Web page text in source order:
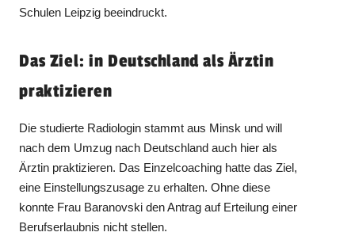
Schulen Leipzig beeindruckt.
Das Ziel: in Deutschland als Ärztin
praktizieren
Die studierte Radiologin stammt aus Minsk und will
nach dem Umzug nach Deutschland auch hier als
Ärztin praktizieren. Das Einzelcoaching hatte das Ziel,
eine Einstellungszusage zu erhalten. Ohne diese
konnte Frau Baranovski den Antrag auf Erteilung einer
Berufserlaubnis nicht stellen.